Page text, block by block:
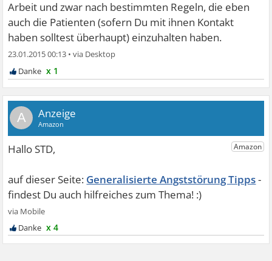
hauptsächlich in Schriftform- kann irgendwas wieder
auslösen?
Wie gesagt, ich weiß nicht recht, wie ich es formulieren
soll... vielleicht versteht jemand meine Grübelei
Arbeit und zwar nach bestimmten Regeln, die eben
auch die Patienten (sofern Du mit ihnen Kontakt
haben solltest überhaupt) einzuhalten haben.
23.01.2015 00:13 •
x 1
A
Generalisierte Angststörung Tipps
x 4